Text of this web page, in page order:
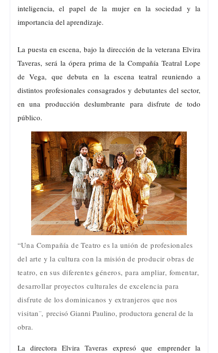
inteligencia, el papel de la mujer en la sociedad y la
importancia del aprendizaje.
La puesta en escena, bajo la dirección de la veterana Elvira
Taveras, será la ópera prima de la Compañía Teatral Lope
de Vega, que debuta en la escena teatral reuniendo a
distintos profesionales consagrados y debutantes del sector,
en una producción deslumbrante para disfrute de todo
público.
“Una Compañía de Teatro es la unión de profesionales
del arte y la cultura con la misión de producir obras de
teatro, en sus diferentes géneros, para ampliar, fomentar,
desarrollar proyectos culturales de excelencia para
disfrute de los dominicanos y extranjeros que nos
visitan¨, precisó Gianni Paulino, productora general de la
obra.
La directora Elvira Taveras expresó que emprender la